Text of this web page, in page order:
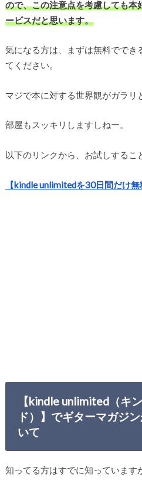
ので、この注意点を考慮しても本
ービスだと思います。
気になる方は、まずは無料ででき
てください。
マジで本に対する世界観がガラリ
部屋もスッキリしますしねー。
以下のリンクから、お試しするこ
【kindle unlimitedを30日間だけ無
【kindle unlimited（キ
ド）】でギターマガジ
いて
知ってる方はすでに知っています